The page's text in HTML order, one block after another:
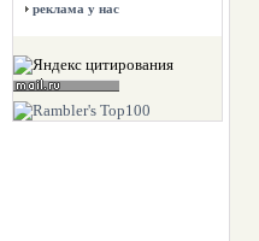
реклама у нас